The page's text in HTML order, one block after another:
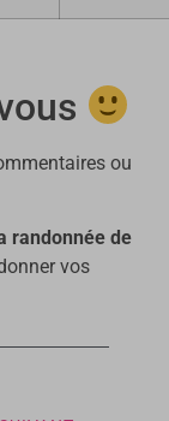
ou
randonnée de
vos